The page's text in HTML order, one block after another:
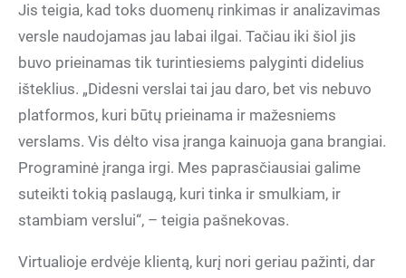
Jis teigia, kad toks duomenų rinkimas ir analizavimas
versle naudojamas jau labai ilgai. Tačiau iki šiol jis
buvo prieinamas tik turintiesiems palyginti didelius
išteklius. „Didesni verslai tai jau daro, bet vis nebuvo
platformos, kuri būtų prieinama ir mažesniems
verslams. Vis dėlto visa įranga kainuoja gana brangiai.
Programinė įranga irgi. Mes paprasčiausiai galime
suteikti tokią paslaugą, kuri tinka ir smulkiam, ir
stambiam verslui“, – teigia pašnekovas.
Virtualioje erdvėje klientą, kurį nori geriau pažinti, dar